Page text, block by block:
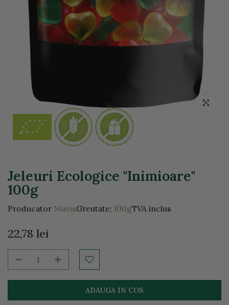
Click
Jeleuri Ecologice "Inimioare"
100g
Producator NiavisGreutate: 100gTVA inclus
22,78 lei
ADAUGA IN COS